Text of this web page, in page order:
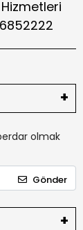
olmak
Gönder